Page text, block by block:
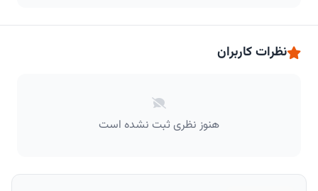
نظرات کاربران
هنوز نظری ثبت نشده است